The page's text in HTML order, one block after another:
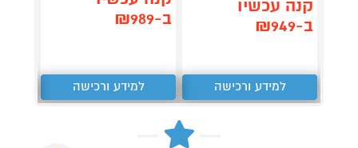
קנה עכשיו
ב-₪949
למידע ורכישה
ב-₪989
למידע ורכישה